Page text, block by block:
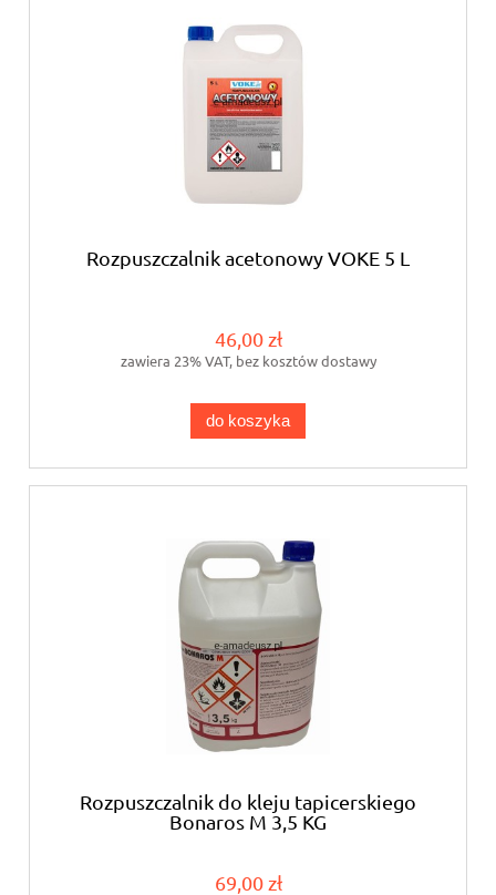
Rozpuszczalnik acetonowy VOKE 5 L
46,00 zł
zawiera 23% VAT, bez kosztów dostawy
do koszyka
Rozpuszczalnik do kleju tapicerskiego
Bonaros M 3,5 KG
69,00 zł